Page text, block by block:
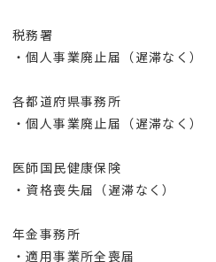
税務署
・個人事業廃止届（遅滞なく）
各都道府県事務所
・個人事業廃止届（遅滞なく）
医師国民健康保険
・資格喪失届（遅滞なく）
年金事務所
・適用事業所全喪届